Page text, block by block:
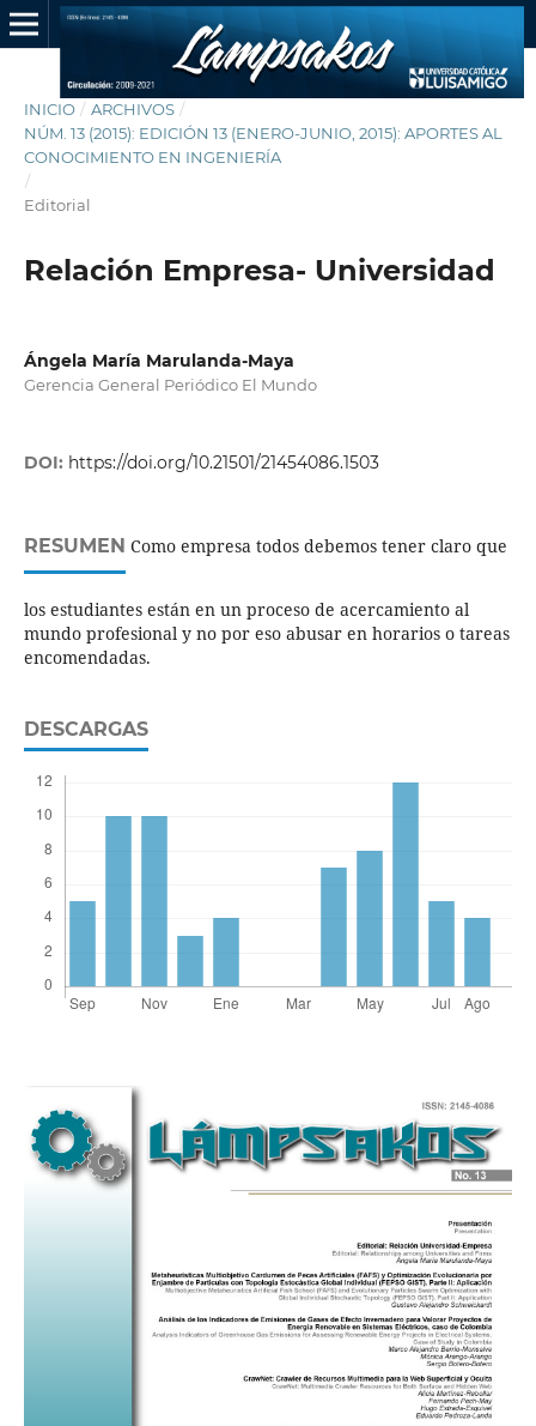
INICIO / ARCHIVOS /
NÚM. 13 (2015): EDICIÓN 13 (ENERO-JUNIO, 2015): APORTES AL
CONOCIMIENTO EN INGENIERÍA
/
Editorial
Relación Empresa- Universidad
Ángela María Marulanda-Maya
Gerencia General Periódico El Mundo
DOI: https://doi.org/10.21501/21454086.1503
RESUMEN Como empresa todos debemos tener claro que
los estudiantes están en un proceso de acercamiento al
mundo profesional y no por eso abusar en horarios o tareas
encomendadas.
DESCARGAS